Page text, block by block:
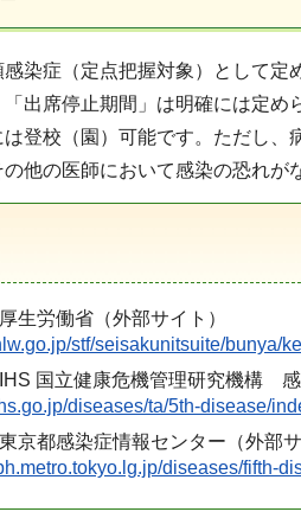
染症（定点把握対象）として
出席停止期間」は明確には定
登校（園）可能です。ただし、
他の医師において感染の恐れが
生労働省（外部サイト）
stf/seisakunitsuite/bunya/
国立健康危機管理研究機構 感
diseases/ta/5th-disease/
京都感染症情報センター（外部サ
diseases/fifth-